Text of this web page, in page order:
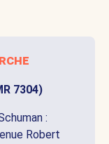
7304)
:
Robert